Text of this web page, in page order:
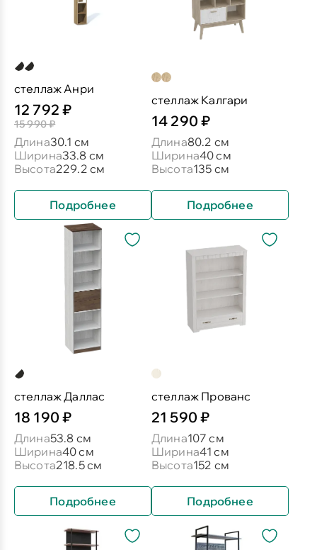
стеллаж Анри
12 792 ₽
15 990 ₽
Длина30.1 см
Ширина33.8 см
Высота229.2 см
Подробнее
стеллаж Калгари
14 290 ₽
Длина80.2 см
Ширина40 см
Высота135 см
Подробнее
стеллаж Даллас
18 190 ₽
Длина53.8 см
Ширина40 см
Высота218.5 см
Подробнее
стеллаж Прованс
21 590 ₽
Длина107 см
Ширина41 см
Высота152 см
Подробнее